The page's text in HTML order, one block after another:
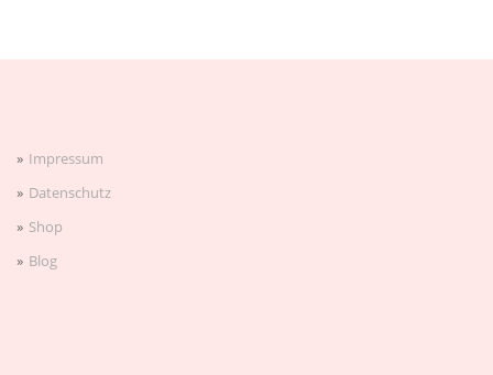
Impressum
Datenschutz
Shop
Blog